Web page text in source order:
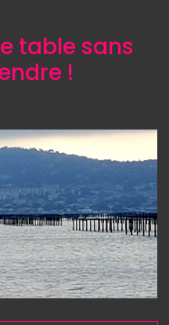
table sans
!